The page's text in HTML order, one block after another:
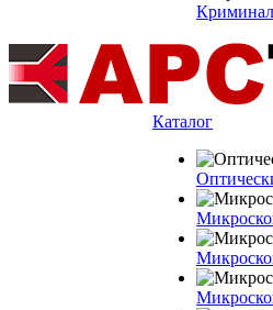
Каталог